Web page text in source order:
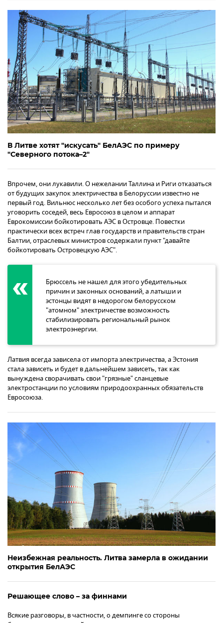
В Литве хотят "искусать" БелАЭС по примеру
"Северного потока–2"
Впрочем, они лукавили. О нежелании Таллина и Риги отказаться
от будущих закупок электричества в Белоруссии известно не
первый год. Вильнюс несколько лет без особого успеха пытался
уговорить соседей, весь Евросоюз в целом и аппарат
Еврокомиссии бойкотировать АЭС в Островце. Повестки
практически всех встреч глав государств и правительств стран
Балтии, отраслевых министров содержали пункт "давайте
бойкотировать Островецкую АЭС".
Брюссель не нашел для этого убедительных
причин и законных оснований, а латыши и
эстонцы видят в недорогом белорусском
"атомном" электричестве возможность
стабилизировать региональный рынок
электроэнергии.
Латвия всегда зависела от импорта электричества, а Эстония
стала зависеть и будет в дальнейшем зависеть, так как
вынуждена сворачивать свои "грязные" сланцевые
электростанции по условиям природоохранных обязательств
Евросоюза.
Неизбежная реальность. Литва замерла в ожидании
открытия БелАЭС
Решающее слово – за финнами
Всякие разговоры, в частности, о демпинге со стороны